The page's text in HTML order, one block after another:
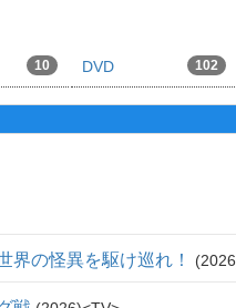
10 DVD 102
の怪異を駆け巡れ！ 2026